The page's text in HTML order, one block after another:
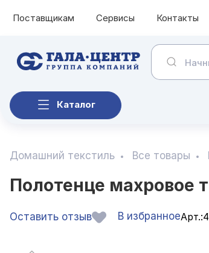
Поставщикам Сервисы Контакты
Каталог
Домашний текстиль Все товары
Полотенце махровое
Оставить отзыв В избранноеАрт.: